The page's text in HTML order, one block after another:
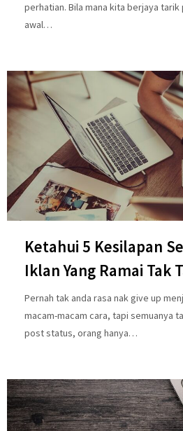
perhatian. Bila mana kita berjaya
awal…
Ketahui 5 Kesilapan
Iklan Yang Ramai Tak
Pernah tak anda rasa nak give up
macam-macam cara, tapi semuanya
post status, orang hanya…